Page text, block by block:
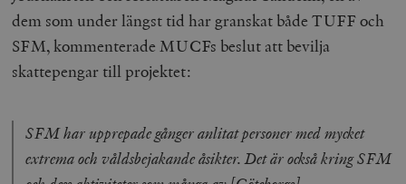
dem som under längst tid har granskat både TUFF och
SFM, kommenterade MUCFs beslut att bevilja
skattepengar till projektet:
SFM har upprepade gånger anlitat personer med mycket
extrema och våldsbejakande åsikter. Det är också kring SFM